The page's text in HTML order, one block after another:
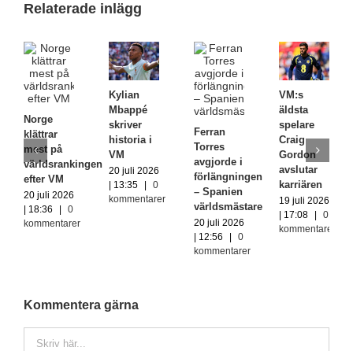
Relaterade inlägg
Norge
klättrar
mest på
världsrankingen
efter VM
20 juli 2026
| 18:36
0
kommentarer
Kylian
Mbappé
skriver
historia i
VM
20 juli 2026
| 13:35
0
kommentarer
Ferran
Torres
avgjorde i
förlängningen
– Spanien
världsmästare
20 juli 2026
| 12:56
0
kommentarer
VM:s
äldsta
spelare
Craig
Gordon
avslutar
karriären
19 juli 2026
| 17:08
0
kommentarer
Kommentera gärna